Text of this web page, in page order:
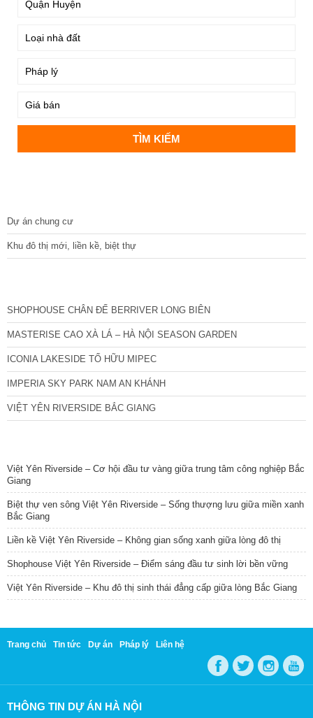
Dự án chung cư
Khu đô thị mới, liền kề, biệt thự
SHOPHOUSE CHÂN ĐẾ BERRIVER LONG BIÊN
MASTERISE CAO XÀ LÁ – HÀ NỘI SEASON GARDEN
ICONIA LAKESIDE TỐ HỮU MIPEC
IMPERIA SKY PARK NAM AN KHÁNH
VIỆT YÊN RIVERSIDE BẮC GIANG
Việt Yên Riverside – Cơ hội đầu tư vàng giữa trung tâm công nghiệp Bắc
Giang
Biệt thự ven sông Việt Yên Riverside – Sống thượng lưu giữa miền xanh
Bắc Giang
Liền kề Việt Yên Riverside – Không gian sống xanh giữa lòng đô thị
Shophouse Việt Yên Riverside – Điểm sáng đầu tư sinh lời bền vững
Việt Yên Riverside – Khu đô thị sinh thái đẳng cấp giữa lòng Bắc Giang
Trang chủ Tin tức Dự án Pháp lý Liên hệ
THÔNG TIN DỰ ÁN HÀ NỘI